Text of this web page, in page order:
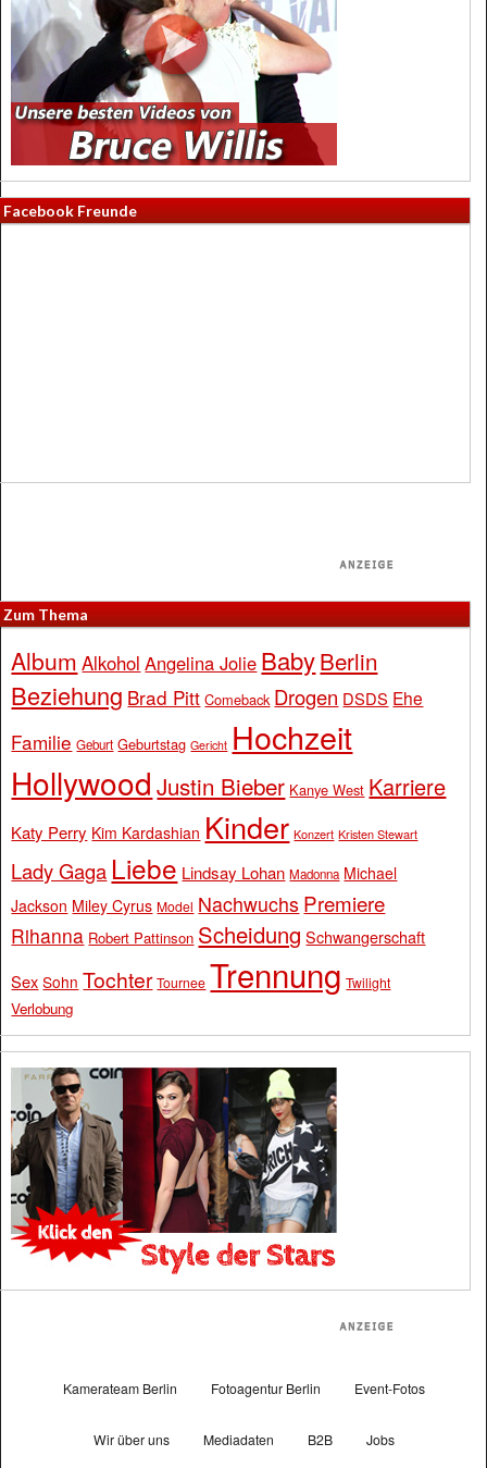
Facebook Freunde
Zum Thema
Album Alkohol Angelina Jolie BabyBerlin
Beziehung Brad Pitt Comeback Drogen DSDS Ehe
Familie Geburt Geburtstag Gericht Hochzeit
Hollywood Justin Bieber Kanye West Karriere
Katy Perry Kim Kardashian Kinder Konzert Kristen Stewart
Lady Gaga Liebe Lindsay Lohan Madonna Michael
Jackson Miley Cyrus Model Nachwuchs Premiere
Rihanna Robert Pattinson Scheidung Schwangerschaft
Sex Sohn Tochter Tournee Trennung Twilight
Verlobung
Kamerateam Berlin Fotoagentur Berlin Event-Fotos
Wir über uns Mediadaten B2B Jobs